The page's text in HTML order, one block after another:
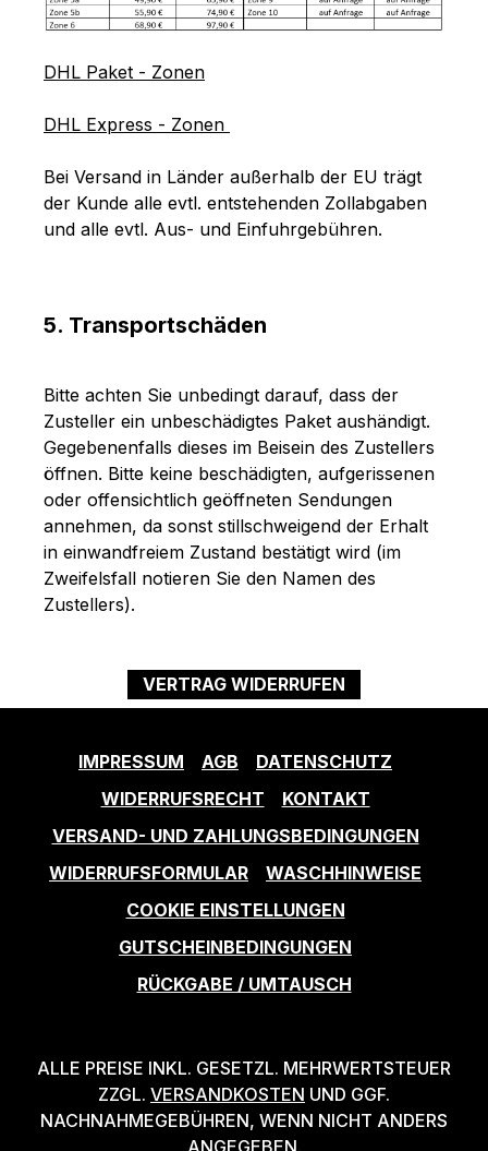
DHL Paket - Zonen
DHL Express - Zonen
Bei Versand in Länder außerhalb der EU trägt
der Kunde alle evtl. entstehenden Zollabgaben
und alle evtl. Aus- und Einfuhrgebühren.
5. Transportschäden
Bitte achten Sie unbedingt darauf, dass der
Zusteller ein unbeschädigtes Paket aushändigt.
Gegebenenfalls dieses im Beisein des Zustellers
öffnen. Bitte keine beschädigten, aufgerissenen
oder offensichtlich geöffneten Sendungen
annehmen, da sonst stillschweigend der Erhalt
in einwandfreiem Zustand bestätigt wird (im
Zweifelsfall notieren Sie den Namen des
Zustellers).
VERTRAG WIDERRUFEN
IMPRESSUM AGB
DATENSCHUTZ
WIDERRUFSRECHT
KONTAKT
VERSAND- UND ZAHLUNGSBEDINGUNGEN
WIDERRUFSFORMULAR
WASCHHINWEISE
COOKIE EINSTELLUNGEN
GUTSCHEINBEDINGUNGEN
RÜCKGABE / UMTAUSCH
ALLE PREISE INKL. GESETZL. MEHRWERTSTEUER
ZZGL. VERSANDKOSTEN UND GGF.
NACHNAHMEGEBÜHREN, WENN NICHT ANDERS
ANGEGEBEN.